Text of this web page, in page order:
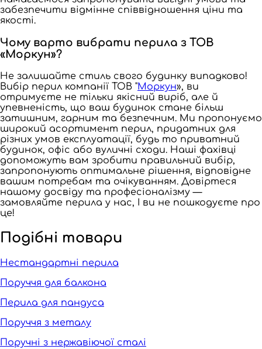
забезпечити відмінне співвідношення ціни та
якості.
Чому варто вибрати перила з ТОВ
«Моркун»?
Не залишайте стиль свого будинку випадково!
Вибір перил компанії ТОВ "Моркун», ви
отримуєте не тільки якісний виріб, але й
упевненість, що ваш будинок стане більш
затишним, гарним та безпечним. Ми пропонуємо
широкий асортимент перил, придатних для
різних умов експлуатації, будь то приватний
будинок, офіс або вуличні сходи. Наші фахівці
допоможуть вам зробити правильний вибір,
запропонують оптимальне рішення, відповідне
вашим потребам та очікуванням. Довіртеся
нашому досвіду та професіоналізму —
замовляйте перила у нас, І ви не пошкодуєте про
це!
Подібні товари
Нестандартні перила
Поруччя для балкона
Перила для пандуса
Поруччя з металу
Поручні з нержавіючої сталі